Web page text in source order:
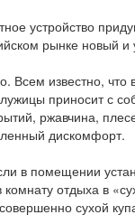
устройство
рынке новый
Всем известно,
приносит с
ржавчина,
дискомфорт.
в помещении
комнату отдыха в
сухой